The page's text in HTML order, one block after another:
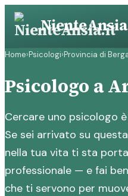
Vai
contenuto
Home›Psicologi›Provincia di
Psicologo a
Cercare uno psicologo
Se sei arrivato su
nella tua vita ti sta
professionale — e fai
che ti servono per